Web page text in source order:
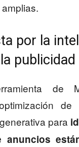
por la
publicidad
de
de
para
anuncios